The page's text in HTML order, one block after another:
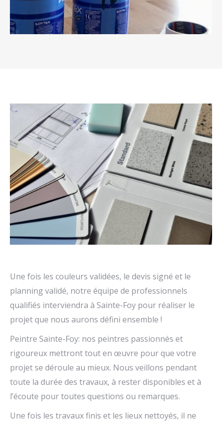
Une fois les couleurs validées, le devis signé et le
planning validé, notre équipe de professionnels
qualifiés interviendra à Sainte-Foy pour réaliser le
projet que nous aurons défini ensemble !
Peintre Sainte-Foy: nos peintres passionnés et
rigoureux mettront tout en œuvre pour que votre
projet se déroule au mieux. Nous veillons pendant
toute la durée des travaux, à rester disponibles et à
l’écoute pour toutes questions ou remarques.
Une fois les travaux finis et les lieux nettoyés, il ne